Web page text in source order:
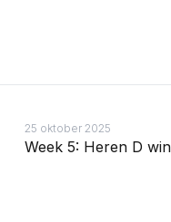
25 oktober 2025